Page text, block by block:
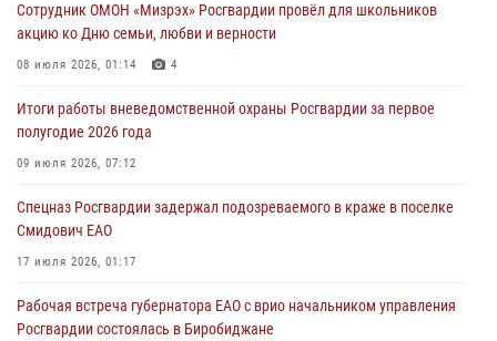
31 июля 2026, 01:48
Правила приобретения нарезного оружия изменены: минимальный
30 июля 2026, 01:21
Росгвардейцы задержали гражданина за хулиганство и попытку
29 июля 2026, 01:05
Сотрудник ОМОН «Мизрэх» Росгвардии провёл для школьников
акцию ко Дню семьи, любви и верности
08 июля 2026, 01:14 4
Итоги работы вневедомственной охраны Росгвардии за первое
полугодие 2026 года
09 июля 2026, 07:12
Спецназ Росгвардии задержал подозреваемого в краже в поселке
Смидович ЕАО
17 июля 2026, 01:17
Рабочая встреча губернатора ЕАО с врио начальником управления
Росгвардии состоялась в Биробиджане